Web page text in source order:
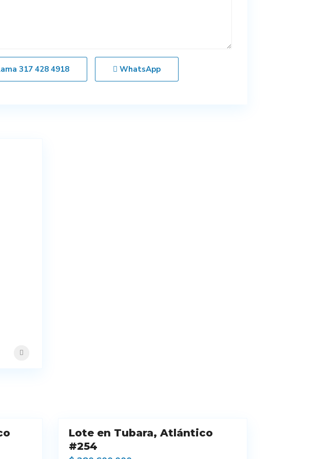
317 428 4918 WhatsApp
Lote en Tubara, Atlántico
#254